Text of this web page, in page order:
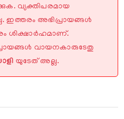
വ്യക്തിപരമായ
ഇത്തരം അഭിപ്രായങ്ങൾ
ശിക്ഷാർഹമാണ്.
വായനകാരുടേതു
യുടേത് അല്ല.